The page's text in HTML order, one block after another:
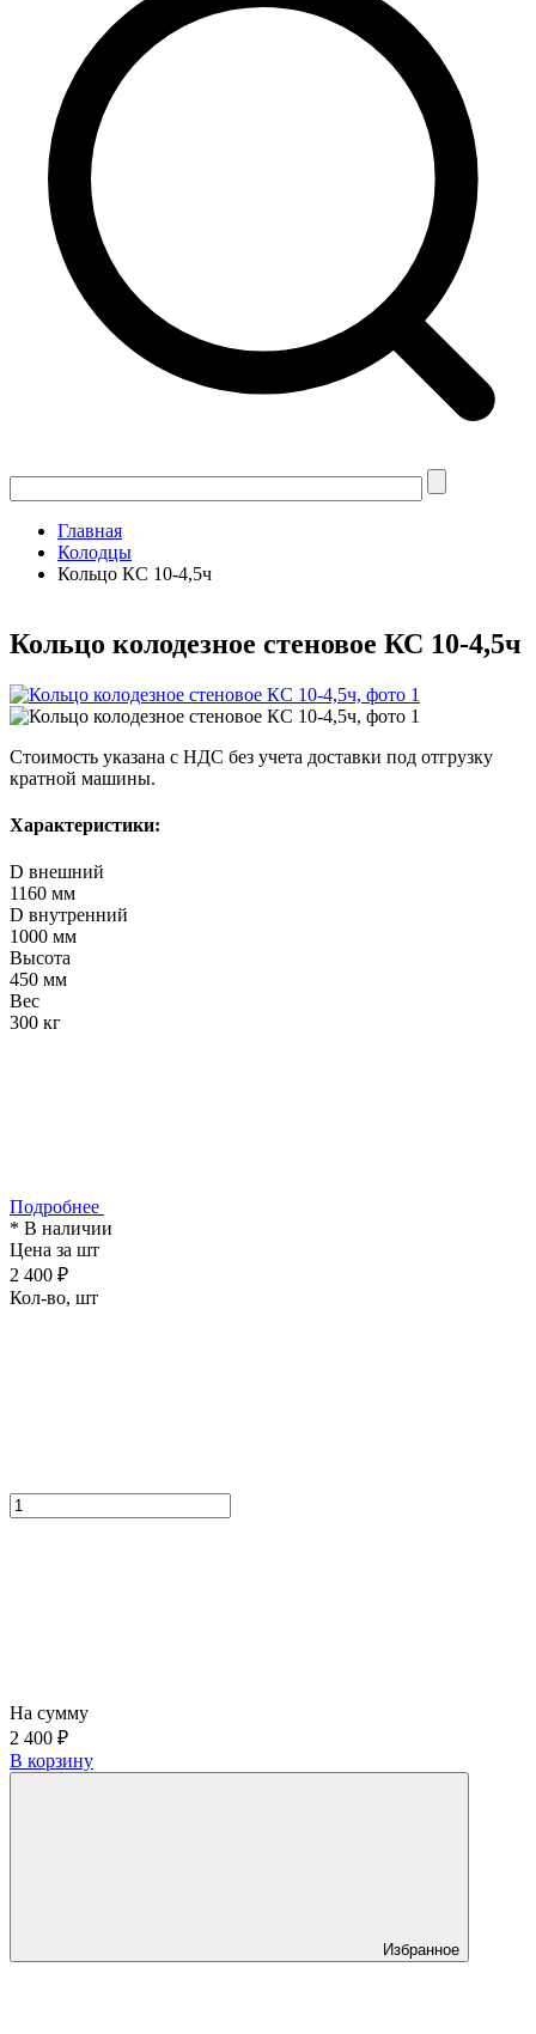
Главная
Колодцы
Кольцо КС 10-4,5ч
Кольцо колодезное стеновое КС 10-4,5ч
Стоимость указана с НДС без учета доставки под отгрузку
кратной машины.
Характеристики:
D внешний
1160 мм
D внутренний
1000 мм
Высота
450 мм
Вес
300 кг
Подробнее
* В наличии
Цена за шт
2 400 ₽
Кол-во, шт
На сумму
2 400 ₽
В корзину
Избранное